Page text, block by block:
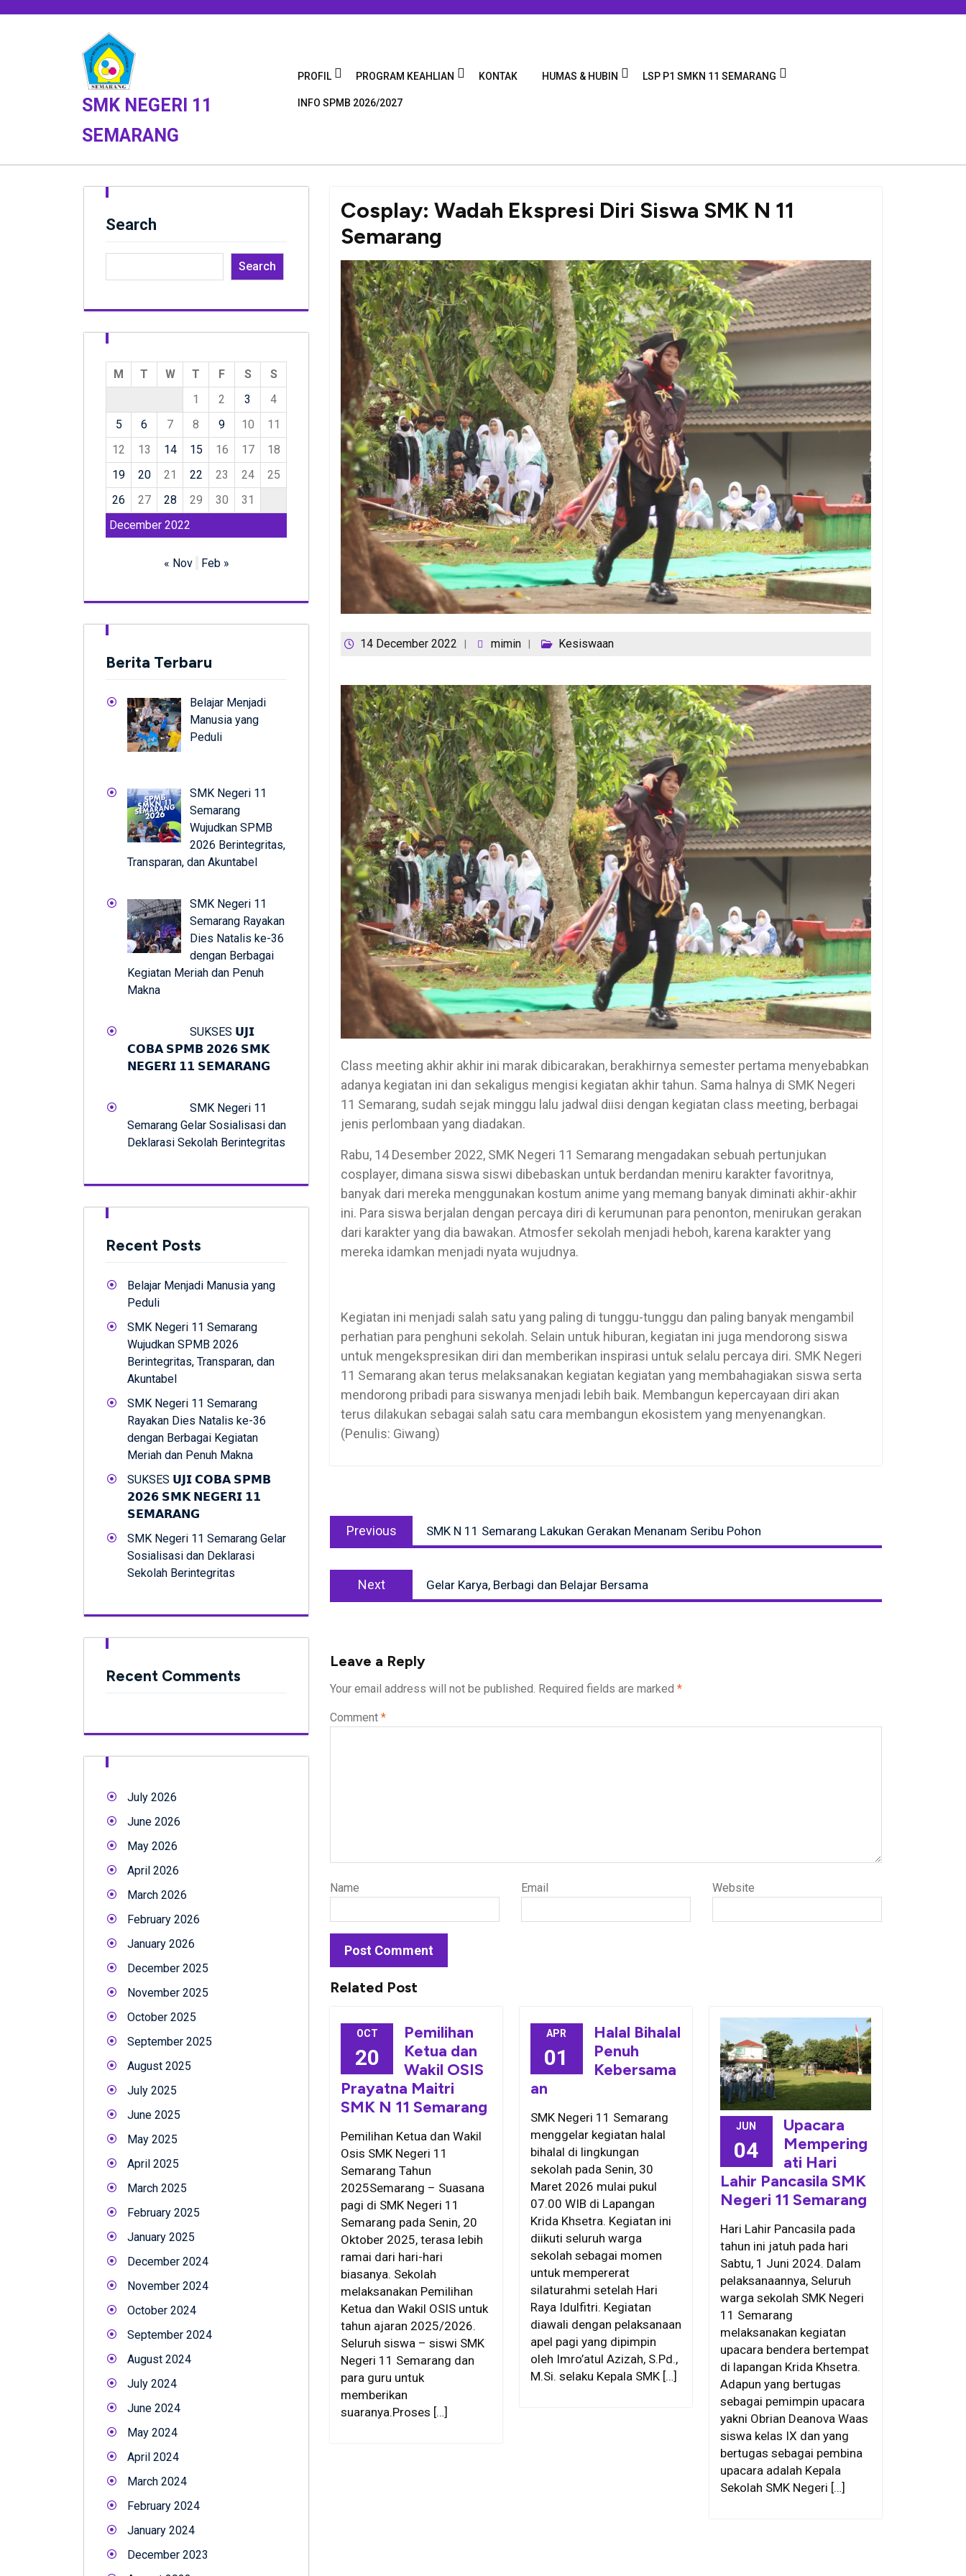
SMK NEGERI 11
SEMARANG
PROFIL PROGRAM KEAHLIAN KONTAK HUMAS & HUBIN LSP P1 SMKN 11 SEMARANG
INFO SPMB 2026/2027
Cosplay: Wadah Ekspresi Diri Siswa SMK N 11
Semarang
14 December 2022 mimin Kesiswaan
Class meeting akhir akhir ini marak dibicarakan, berakhirnya semester pertama menyebabkan
adanya kegiatan ini dan sekaligus mengisi kegiatan akhir tahun. Sama halnya di SMK Negeri
11 Semarang, sudah sejak minggu lalu jadwal diisi dengan kegiatan class meeting, berbagai
jenis perlombaan yang diadakan.
Rabu, 14 Desember 2022, SMK Negeri 11 Semarang mengadakan sebuah pertunjukan
cosplayer, dimana siswa siswi dibebaskan untuk berdandan meniru karakter favoritnya,
banyak dari mereka menggunakan kostum anime yang memang banyak diminati akhir-akhir
ini. Para siswa berjalan dengan percaya diri di kerumunan para penonton, menirukan gerakan
dari karakter yang dia bawakan. Atmosfer sekolah menjadi heboh, karena karakter yang
mereka idamkan menjadi nyata wujudnya.
Kegiatan ini menjadi salah satu yang paling di tunggu-tunggu dan paling banyak mengambil
perhatian para penghuni sekolah. Selain untuk hiburan, kegiatan ini juga mendorong siswa
untuk mengekspresikan diri dan memberikan inspirasi untuk selalu percaya diri. SMK Negeri
11 Semarang akan terus melaksanakan kegiatan kegiatan yang membahagiakan siswa serta
mendorong pribadi para siswanya menjadi lebih baik. Membangun kepercayaan diri akan
terus dilakukan sebagai salah satu cara membangun ekosistem yang menyenangkan.
(Penulis: Giwang)
navigation
Previous
post:
SMK N 11 Semarang Lakukan Gerakan Menanam Seribu Pohon
Next
post:
Gelar Karya, Berbagi dan Belajar Bersama
Leave a Reply
Your email address will not be published. Required fields are marked *
Comment *
Name Email Website
Related Post
OCT
20
Pemilihan
Ketua dan
Wakil OSIS
Prayatna Maitri
SMK N 11 Semarang
Pemilihan Ketua dan Wakil
Osis SMK Negeri 11
Semarang Tahun
2025Semarang – Suasana
pagi di SMK Negeri 11
Semarang pada Senin, 20
Oktober 2025, terasa lebih
ramai dari hari-hari
biasanya. Sekolah
melaksanakan Pemilihan
Ketua dan Wakil OSIS untuk
tahun ajaran 2025/2026.
Seluruh siswa – siswi SMK
Negeri 11 Semarang dan
para guru untuk
memberikan
suaranya.Proses […]
APR
01
Halal Bihalal
Penuh
Kebersama
an
SMK Negeri 11 Semarang
menggelar kegiatan halal
bihalal di lingkungan
sekolah pada Senin, 30
Maret 2026 mulai pukul
07.00 WIB di Lapangan
Krida Khsetra. Kegiatan ini
diikuti seluruh warga
sekolah sebagai momen
untuk mempererat
silaturahmi setelah Hari
Raya Idulfitri. Kegiatan
diawali dengan pelaksanaan
apel pagi yang dipimpin
oleh Imro’atul Azizah, S.Pd.,
M.Si. selaku Kepala SMK […]
JUN
04
Upacara
Mempering
ati Hari
Lahir Pancasila SMK
Negeri 11 Semarang
Hari Lahir Pancasila pada
tahun ini jatuh pada hari
Sabtu, 1 Juni 2024. Dalam
pelaksanaannya, Seluruh
warga sekolah SMK Negeri
11 Semarang
melaksanakan kegiatan
upacara bendera bertempat
di lapangan Krida Khsetra.
Adapun yang bertugas
sebagai pemimpin upacara
yakni Obrian Deanova Waas
siswa kelas IX dan yang
bertugas sebagai pembina
upacara adalah Kepala
Sekolah SMK Negeri […]
Search
Search
December 2022
M T W T F S
S
1
2 3
4
5
6 7 8 9 10
11
12
13 14 15 16 17
18
19
20 21 22 23 24
25
26
27 28 29 30 31
« Nov Feb »
Berita Terbaru
Belajar Menjadi
Manusia yang
Peduli
SMK Negeri 11
Semarang
Wujudkan SPMB
2026 Berintegritas,
Transparan, dan Akuntabel
SMK Negeri 11
Semarang Rayakan
Dies Natalis ke-36
dengan Berbagai
Kegiatan Meriah dan Penuh
Makna
SUKSES 𝗨𝗝𝗜
𝗖𝗢𝗕𝗔 𝗦𝗣𝗠𝗕 𝟮𝟬𝟮𝟲 𝗦𝗠𝗞
𝗡𝗘𝗚𝗘𝗥𝗜 𝟭𝟭 𝗦𝗘𝗠𝗔𝗥𝗔𝗡𝗚
SMK Negeri 11
Semarang Gelar Sosialisasi dan
Deklarasi Sekolah Berintegritas
Recent Posts
Belajar Menjadi Manusia yang
Peduli
SMK Negeri 11 Semarang
Wujudkan SPMB 2026
Berintegritas, Transparan, dan
Akuntabel
SMK Negeri 11 Semarang
Rayakan Dies Natalis ke-36
dengan Berbagai Kegiatan
Meriah dan Penuh Makna
SUKSES 𝗨𝗝𝗜 𝗖𝗢𝗕𝗔 𝗦𝗣𝗠𝗕
𝟮𝟬𝟮𝟲 𝗦𝗠𝗞 𝗡𝗘𝗚𝗘𝗥𝗜 𝟭𝟭
𝗦𝗘𝗠𝗔𝗥𝗔𝗡𝗚
SMK Negeri 11 Semarang Gelar
Sosialisasi dan Deklarasi
Sekolah Berintegritas
Recent Comments
July 2026
June 2026
May 2026
April 2026
March 2026
February 2026
January 2026
December 2025
November 2025
October 2025
September 2025
August 2025
July 2025
June 2025
May 2025
April 2025
March 2025
February 2025
January 2025
December 2024
November 2024
October 2024
September 2024
August 2024
July 2024
June 2024
May 2024
April 2024
March 2024
February 2024
January 2024
December 2023